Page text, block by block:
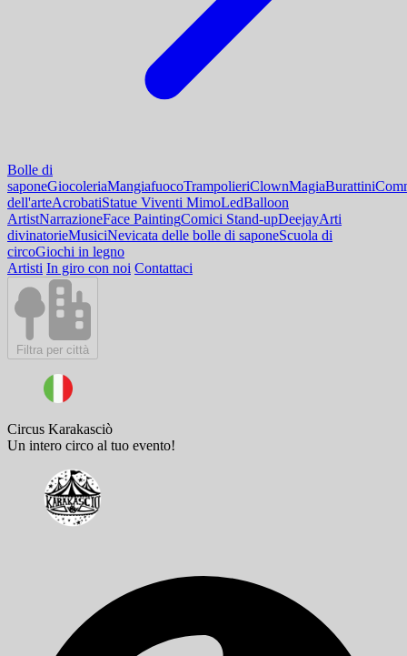
Bolle di
saponeGiocoleriaMangiafuocoTrampolieriClownMagiaBurattini
dell'arteAcrobatiStatue Viventi MimoLedBalloon
ArtistNarrazioneFace PaintingComici Stand-upDeejayArti
divinatorieMusiciNevicata delle bolle di saponeScuola di
circoGiochi in legno
Artisti In giro con noi Contattaci
Filtra per città
Circus Karakasciò
Un intero circo al tuo evento!